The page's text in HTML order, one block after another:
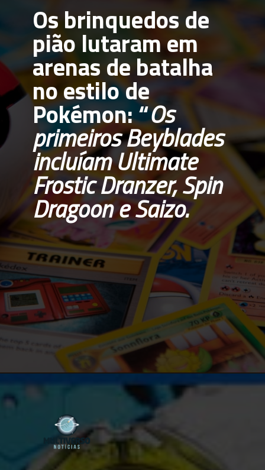
Os brinquedos de
pião lutaram em
arenas de batalha
no estilo de
Pokémon: “Os
primeiros Beyblades
incluíam Ultimate
Frostic Dranzer, Spin
Dragoon e Saizo.